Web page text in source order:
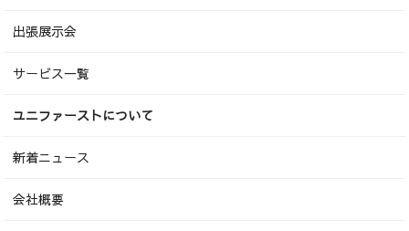
出張展示会
サービス一覧
ユニファーストについて
新着ニュース
会社概要